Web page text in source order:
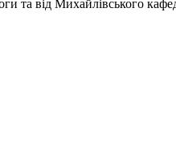
та від Михайлівського